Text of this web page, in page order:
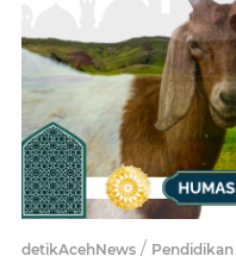
detikAcehNews / Pendidikan